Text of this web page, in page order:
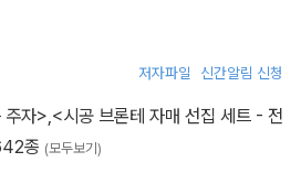
여전히 인생인 법.
모조리 사라지고 우리에게 위안을 주던
저자파일 신간알림 신청
주자>,<시공 브론테 자매 선집 세트 - 전
종 (모두보기)